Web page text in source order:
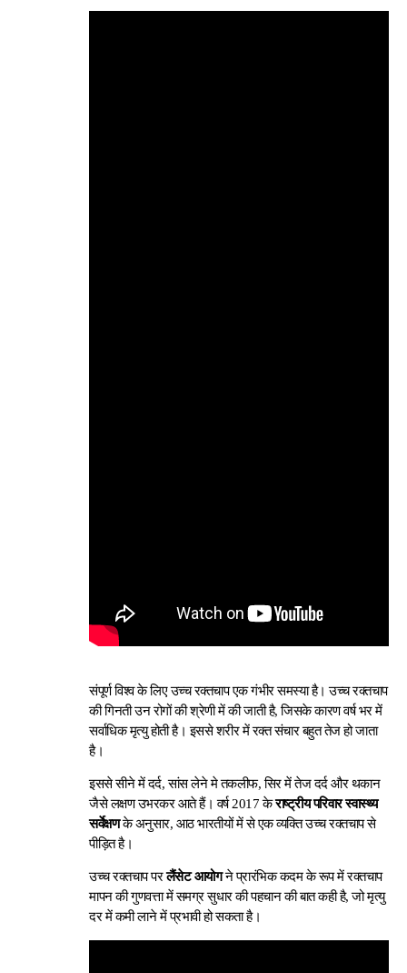
संपूर्ण विश्व के लिए उच्च रक्तचाप एक गंभीर समस्या है। उच्च रक्तचाप
की गिनती उन रोगों की श्रेणी में की जाती है, जिसके कारण वर्ष भर में
सर्वाधिक मृत्यु होती है। इससे शरीर में रक्त संचार बहुत तेज हो जाता
है।
इससे सीने में दर्द, सांस लेने मे तकलीफ, सिर में तेज दर्द और थकान
जैसे लक्षण उभरकर आते हैं। वर्ष 2017 केराष्ट्रीय परिवार स्वास्थ्य
सर्वेक्षणके अनुसार, आठ भारतीयों में से एक व्यक्ति उच्च रक्तचाप से
पीड़ित है।
उच्च रक्तचाप परलैंसेट आयोगने प्रारंभिक कदम के रूप में रक्तचाप
मापन की गुणवत्ता में समग्र सुधार की पहचान की बात कही है, जो मृत्यु
दर में कमी लाने में प्रभावी हो सकता है।